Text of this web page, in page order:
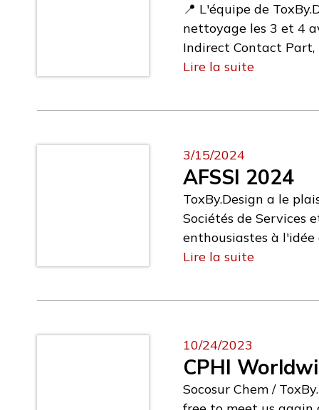
📍 L'équipe de
nettoyage les 3 et 4
Indirect Contact Part,
de décontamination
expertise dans les
de la littérature n'est
pouvons vous aider
Lire la suite
3/15/2024
AFSSI 2024
ToxBy.Design a le
Sociétés de Services
enthousiastes à
clés dans le
Lire la suite
10/24/2023
CPHI
Socosur Chem /